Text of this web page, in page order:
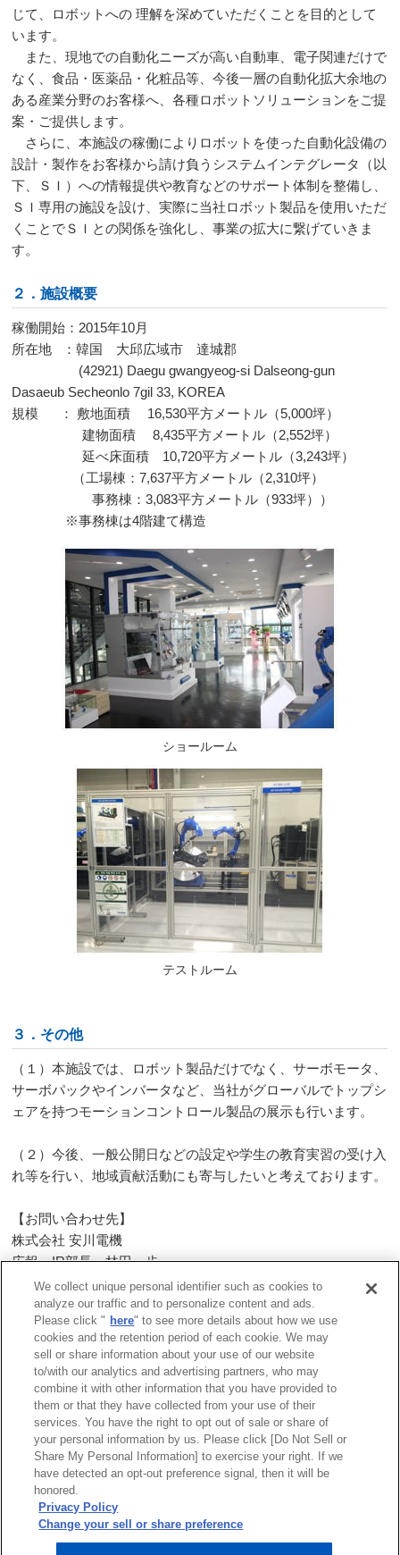
じて、ロボットへの 理解を深めていただくことを目的として
います。
また、現地での自動化ニーズが高い自動車、電子関連だけで
なく、食品・医薬品・化粧品等、今後一層の自動化拡大余地の
ある産業分野のお客様へ、各種ロボットソリューションをご提
案・ご提供します。
さらに、本施設の稼働によりロボットを使った自動化設備の
設計・製作をお客様から請け負うシステムインテグレータ（以
下、ＳＩ）への情報提供や教育などのサポート体制を整備し、
ＳＩ専用の施設を設け、実際に当社ロボット製品を使用いただ
くことでＳＩとの関係を強化し、事業の拡大に繋げていきま
す。
２．施設概要
稼働開始： 2015年10月
所在地 ：韓国 大邱広域市 達城郡
(42921) Daegu gwangyeog-si Dalseong-gun
Dasaeub Secheonlo 7gil 33, KOREA
規模
： 敷地面積 16,530平方メートル（5,000坪）
建物面積8,435平方メートル（2,552坪）
延べ床面積 10,720平方メートル（3,243坪）
（工場棟：7,637平方メートル（2,310坪）
事務棟：3,083平方メートル（933坪））
※事務棟は4階建て構造
ショールーム
テストルーム
３．その他
（１）本施設では、ロボット製品だけでなく、サーボモータ、
サーボパックやインバータなど、当社がグローバルでトップシ
ェアを持つモーションコントロール製品の展示も行います。
（２）今後、一般公開日などの設定や学生の教育実習の受け入
れ等を行い、地域貢献活動にも寄与したいと考えております。
【お問い合わせ先】
株式会社 安川電機
広報・IR部長 林田 歩
TEL: 03-5402-4564FAX: 03-5402-4580
一覧へ戻る
サイトマップ 商標について
利用規程
リンクについて
個人情報保護方針
クッキーポリシー
Do Not Sell or Share My Personal Information
ソーシャルメディアポリシー
安川電機公式ソーシャルメディアアカウント
We collect unique personal identifier such as cookies to
analyze our traffic and to personalize content and ads.
Please click " here" to see more details about how we use
cookies and the retention period of each cookie. We may
sell or share information about your use of our website
to/with our analytics and advertising partners, who may
combine it with other information that you have provided to
them or that they have collected from your use of their
services. You have the right to opt out of sale or share of
your personal information by us. Please click [Do Not Sell or
Share My Personal Information] to exercise your right. If we
have detected an opt-out preference signal, then it will be
honored.
Privacy Policy
Change your sell or share preference